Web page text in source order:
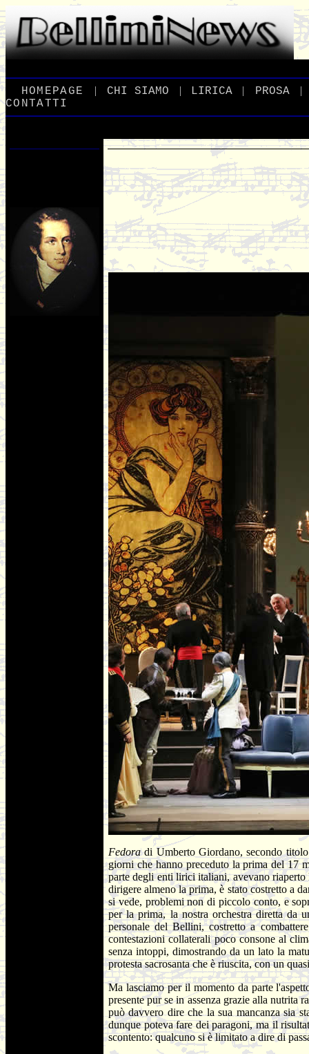
HOMEPAGE | CHI _SIAMO | LIRICA | PROSA_ |
CONTATTI
Fedoradi Umberto Giordano, secondo
giorni che hanno preceduto la prima del 17
parte degli enti lirici italiani, avevano riaperto
dirigere almeno la prima, è stato costretto a
si vede, problemi non di piccolo conto, e
per la prima, la nostra orchestra diretta da
personale del Bellini, costretto a
contestazioni collaterali poco consone al
senza intoppi, dimostrando da un lato la
protesta sacrosanta che è riuscita, con un
Ma lasciamo per il momento da parte
presente pur se in assenza grazie alla nutrita
può davvero dire che la sua mancanza sia
dunque poteva fare dei paragoni, ma il
scontento: qualcuno si è limitato a dire di